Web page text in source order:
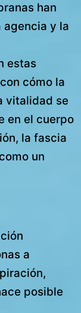
han
agencia y la
estas
cómo la
vitalidad se
en el cuerpo
la fascia
un
a
posible